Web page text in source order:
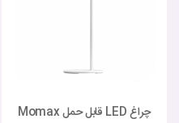
چراغ LED قابل حمل Momax